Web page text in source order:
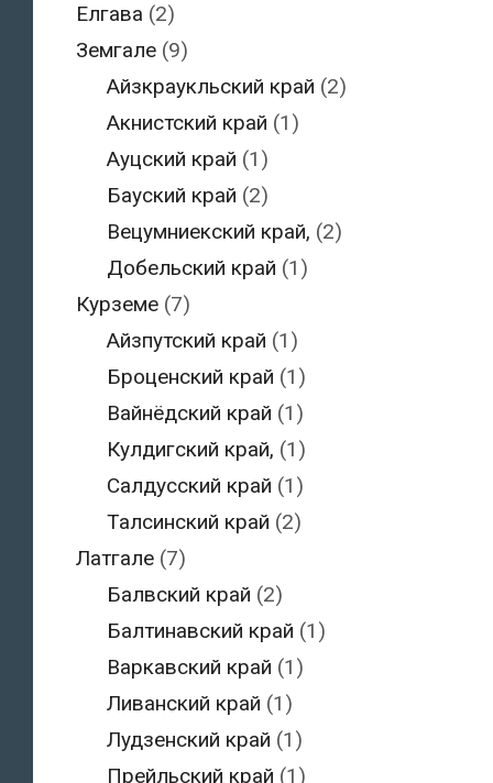
Елгава (2)
Земгале(9)
Айзкраукльский край (2)
Акнистский край (1)
Ауцский край (1)
Бауский край (2)
Вецумниекский край, (2)
Добельский край (1)
Курземе(7)
Айзпутский край (1)
Броценский край (1)
Вайнёдский край (1)
Кулдигский край, (1)
Салдусский край (1)
Талсинский край (2)
Латгале(7)
Балвский край (2)
Балтинавский край (1)
Варкавский край (1)
Ливанский край (1)
Лудзенский край (1)
Прейльский край (1)